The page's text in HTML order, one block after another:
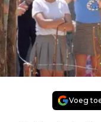
Voeg